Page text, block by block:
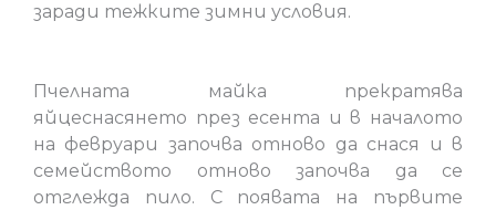
заради тежките зимни условия.
Пчелната майка прекратява
яйцеснасянето през есента и в началото
на февруари започва отново да снася и в
семейството отново започва да се
отглежда пило. С появата на първите